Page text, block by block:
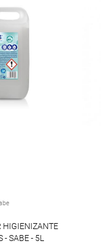
HIGIENIZANTE
- SABE - 5L